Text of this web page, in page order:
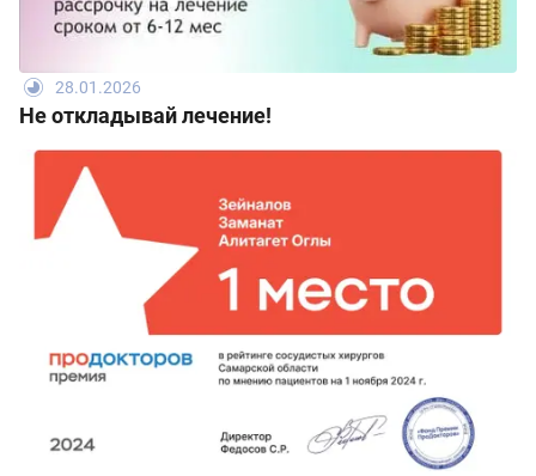
28.01.2026
Не откладывай лечение!